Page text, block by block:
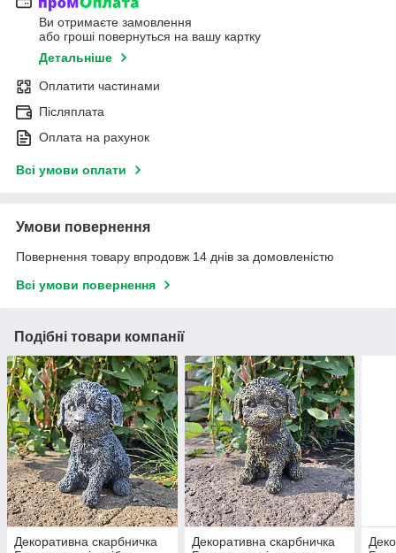
Ви отримаєте замовлення
або гроші повернуться на вашу картку
Детальніше
Оплатити частинами
Післяплата
Оплата на рахунок
Всі умови оплати
Умови повернення
Повернення товару впродовж 14 днів за домовленістю
Всі умови повернення
Подібні товари компанії
Декоративна скарбничка
Декоративна скарбничка